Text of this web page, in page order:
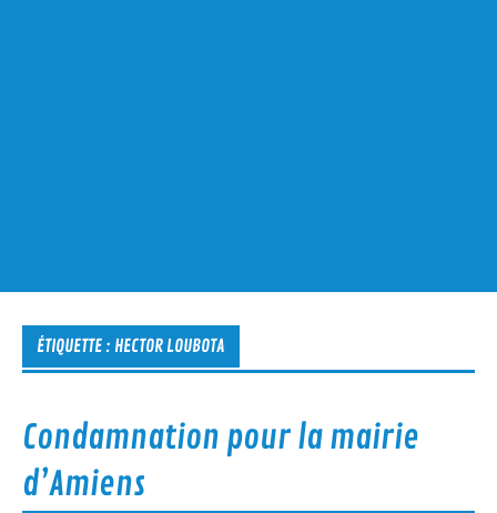
ÉTIQUETTE : HECTOR LOUBOTA
Condamnation pour la mairie
d’Amiens